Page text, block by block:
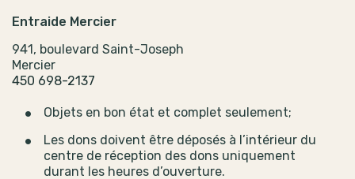
Entraide Mercier
941, boulevard Saint-Joseph
Mercier
450 698-2137
Objets en bon état et complet seulement;
Les dons doivent être déposés à l’intérieur du
centre de réception des dons uniquement
durant les heures d’ouverture.